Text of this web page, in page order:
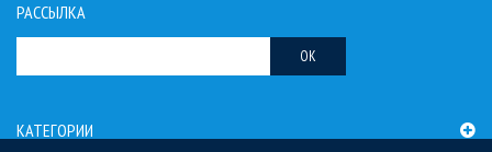
РАССЫЛКА
OK
КАТЕГОРИИ